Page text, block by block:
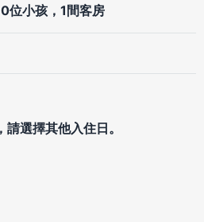
位小孩，1間客房
選擇其他入住日。